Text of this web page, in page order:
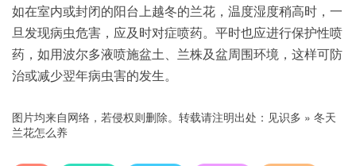
如在室内或封闭的阳台上越冬的兰花，温度湿度稍高时，一
旦发现病虫危害，应及时对症喷药。平时也应进行保护性喷
药，如用波尔多液喷施盆土、兰株及盆周围环境，这样可防
治或减少翌年病虫害的发生。
图片均来自网络，若侵权则删除。转载请注明出处： 见识多 » 冬天
兰花怎么养